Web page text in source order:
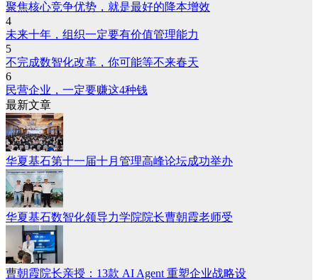
聚焦核心竞争优势，就是最好的降本增效
4
未来十年，组织一定要有价值管理能力
5
不完成数智化改革，你可能等不来春天
6
民营企业，一定要赚这4种钱
最新文章
华夏基石第十一届十月管理高峰论坛成功举办
华夏基石数智化领导力学院院长曹朝霞老师受
曹朝霞院长亲授：13款 AI Agent 重塑企业战略设